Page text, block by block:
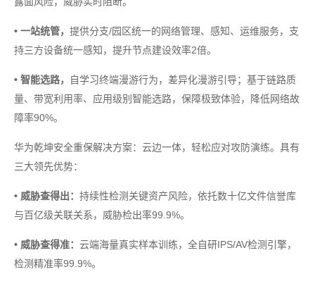
• 一站统管， 提供分支/园区统一的网络管理、感知、运维服务，支
持三方设备统一感知，提升节点建设效率2倍。
• 智能选路，
自学习终端漫游行为，差异化漫游引导；基于链路质
量、带宽利用率、应用级别智能选路，保障极致体验，降低网络故
障率90%。
华为乾坤安全重保解决方案：云边一体，轻松应对攻防演练。具有
三大领先优势：
• 威胁查得出： 持续性检测关键资产风险，依托数十亿文件信誉库
与百亿级关联关系，威胁检出率99.9%。
• 威胁查得准： 云端海量真实样本训练，全自研IPS/AV检测引擎，
检测精准率99.9%。